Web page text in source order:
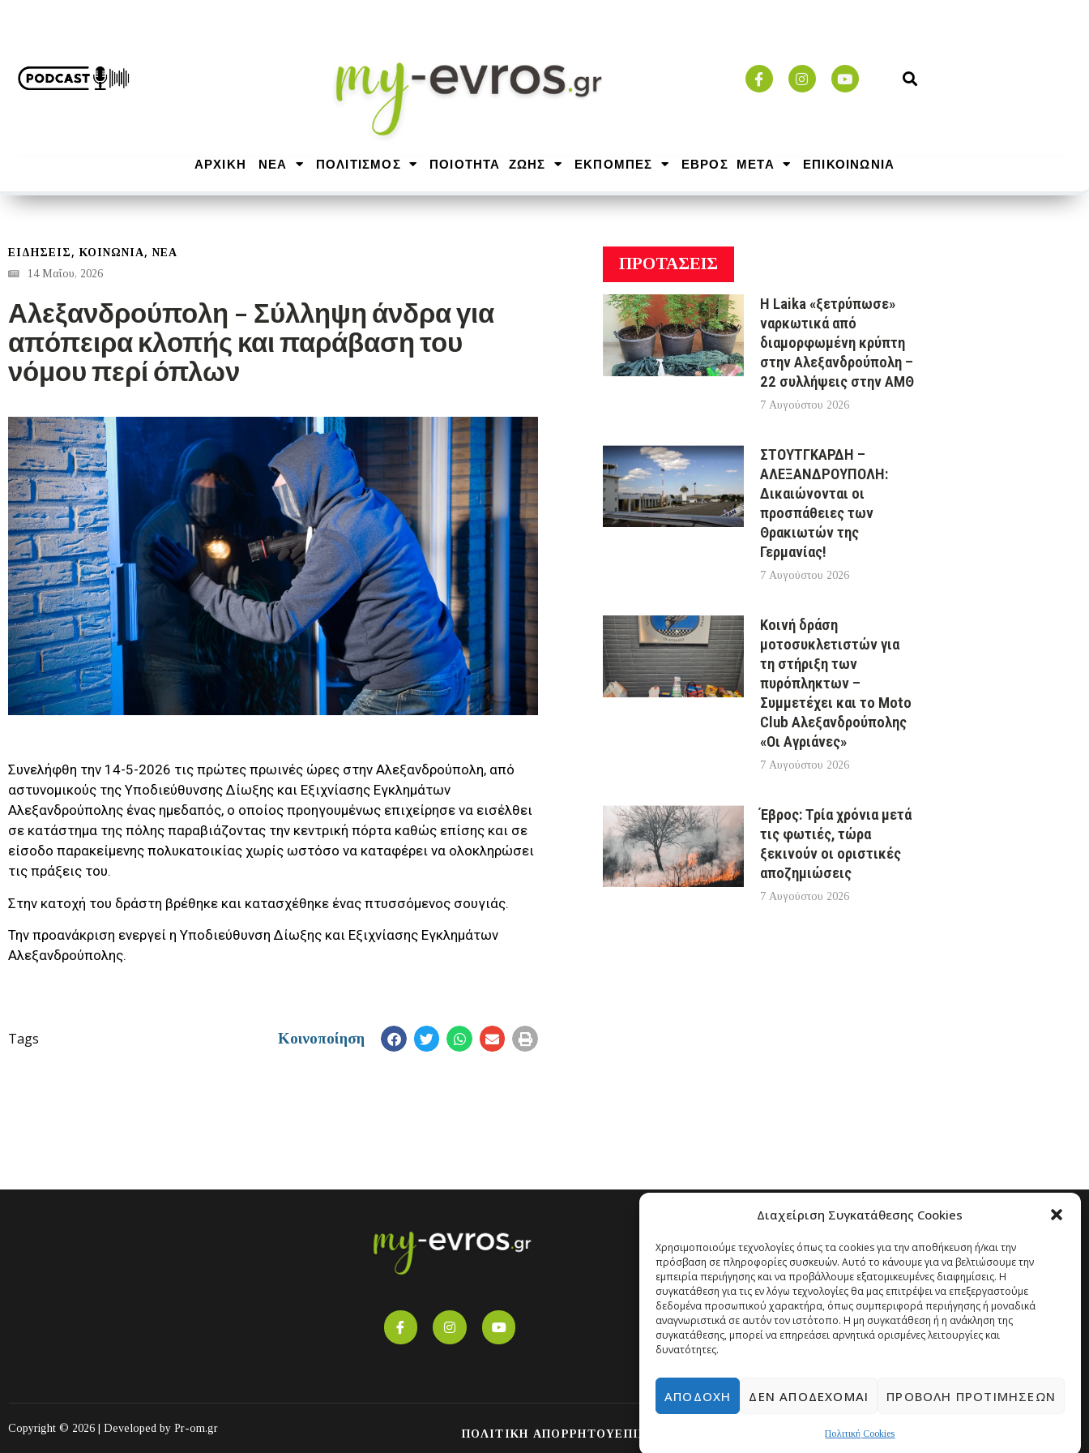
Διαχείριση Συγκατάθεσης Cookies
Χρησιμοποιούμε τεχνολογίες όπως τα cookies για την αποθήκευση ή/και την
πρόσβαση σε πληροφορίες συσκευών. Αυτό το κάνουμε για να βελτιώσουμε την
εμπειρία περιήγησης και να προβάλλουμε εξατομικευμένες διαφημίσεις. Η
συγκατάθεση για τις εν λόγω τεχνολογίες θα μας επιτρέψει να επεξεργαστούμε
δεδομένα προσωπικού χαρακτήρα, όπως συμπεριφορά περιήγησης ή μοναδικά
αναγνωριστικά σε αυτόν τον ιστότοπο. Η μη συγκατάθεση ή η ανάκληση της
συγκατάθεσης, μπορεί να επηρεάσει αρνητικά ορισμένες λειτουργίες και
δυνατότητες.
ΑΠΟΔΟΧΉ ΔΕΝ ΑΠΟΔΈΧΟΜΑΙ ΠΡΟΒΟΛΉ ΠΡΟΤΙΜΉΣΕΩΝ
Πολιτική Cookies
ΑΡΧΙΚΉ ΝΕΑ ΠΟΛΙΤΙΣΜΟΣ ΠΟΙΟΤΗΤΑ ΖΩΗΣ ΕΚΠΟΜΠΕΣ ΕΒΡΟΣ ΜΕΤΑ ΕΠΙΚΟΙΝΩΝΙΑ
ΕΙΔΗΣΕΙΣ ,ΚΟΙΝΩΝΙΑ, ΝΕΑ
14 Μαΐου, 2026
Αλεξανδρούπολη – Σύλληψη άνδρα για
απόπειρα κλοπής και παράβαση του
νόμου περί όπλων
Συνελήφθη την 14-5-2026 τις πρώτες πρωινές ώρες στην Αλεξανδρούπολη, από
αστυνομικούς της Υποδιεύθυνσης Δίωξης και Εξιχνίασης Εγκλημάτων
Αλεξανδρούπολης ένας ημεδαπός, ο οποίος προηγουμένως επιχείρησε να εισέλθει
σε κατάστημα της πόλης παραβιάζοντας την κεντρική πόρτα καθώς επίσης και σε
είσοδο παρακείμενης πολυκατοικίας χωρίς ωστόσο να καταφέρει να ολοκληρώσει
τις πράξεις του.
Στην κατοχή του δράστη βρέθηκε και κατασχέθηκε ένας πτυσσόμενος σουγιάς.
Την προανάκριση ενεργεί η Υποδιεύθυνση Δίωξης και Εξιχνίασης Εγκλημάτων
Αλεξανδρούπολης.
Tags Κοινοποίηση
ΠΡΟΤΑΣΕΙΣ
Η Laika «ξετρύπωσε»
ναρκωτικά από
διαμορφωμένη κρύπτη
στην Αλεξανδρούπολη –
22 συλλήψεις στην ΑΜΘ
7 Αυγούστου 2026
ΣΤΟΥΤΓΚΑΡΔΗ –
ΑΛΕΞΑΝΔΡΟΥΠΟΛΗ:
Δικαιώνονται οι
προσπάθειες των
Θρακιωτών της
Γερμανίας!
7 Αυγούστου 2026
Κοινή δράση
μοτοσυκλετιστών για
τη στήριξη των
πυρόπληκτων –
Συμμετέχει και το Moto
Club Αλεξανδρούπολης
«Οι Αγριάνες»
7 Αυγούστου 2026
Έβρος: Τρία χρόνια μετά
τις φωτιές, τώρα
ξεκινούν οι οριστικές
αποζημιώσεις
7 Αυγούστου 2026
Copyright © 2026 | Developed by Pr-om.gr ΠΟΛΙΤΙΚΗ ΑΠΟΡΡΗΤΟΥΕΠΙΚΟΙΝΩΝΙΑ